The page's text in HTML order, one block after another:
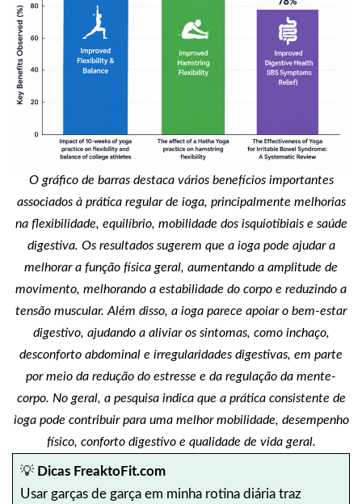
O gráfico de barras destaca vários benefícios importantes
associados à prática regular de ioga, principalmente melhorias
na flexibilidade, equilíbrio, mobilidade dos isquiotibiais e saúde
digestiva. Os resultados sugerem que a ioga pode ajudar a
melhorar a função física geral, aumentando a amplitude de
movimento, melhorando a estabilidade do corpo e reduzindo a
tensão muscular. Além disso, a ioga parece apoiar o bem-estar
digestivo, ajudando a aliviar os sintomas, como inchaço,
desconforto abdominal e irregularidades digestivas, em parte
por meio da redução do estresse e da regulação da mente-
corpo. No geral, a pesquisa indica que a prática consistente de
ioga pode contribuir para uma melhor mobilidade, desempenho
físico, conforto digestivo e qualidade de vida geral.
💡 Dicas FreaktoFit.com
Usar garças de garça em minha rotina diária traz